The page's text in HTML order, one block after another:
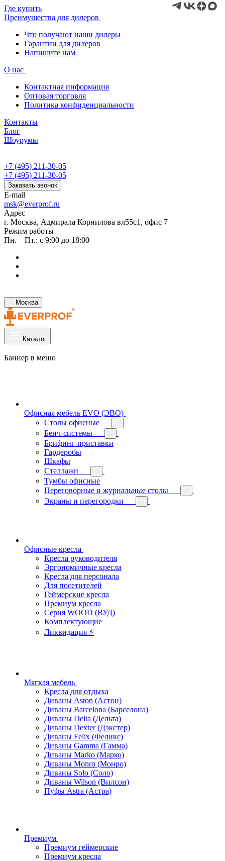
Где купить
Преимущества для дилеров
Что получают наши дилеры
Гарантии для дилеров
Напишите нам
О нас
Контактная информация
Оптовая торговля
Политика конфиденциальности
Контакты
Блог
Шоурумы
+7 (495) 211-30-05
+7 (495) 211-30-05
Заказать звонок
E-mail
msk@everprof.ru
Адрес
г. Москва, Адмирала Корнилова вл55с1, офис 7
Режим работы
Пн. – Пт.: с 9:00 до 18:00
Москва
Каталог
Баннер в меню
Офисная мебель EVO (ЭВО)
Cтолы офисные
Бенч-системы
Брифинг-приставки
Гардеробы
Шкафы
Стеллажи
Тумбы офисные
Переговорные и журнальные столы
Экраны и перегородки
Офисные кресла
Кресла руководителя
Эргономичные кресла
Кресла для персонала
Для посетителей
Геймерские кресла
Премиум кресла
Серия WOOD (ВУД)
Комплектующие
Ликвидация ⚡
Мягкая мебель
Кресла для отдыха
Диваны Aston (Астон)
Диваны Barcelona (Барселона)
Диваны Delta (Дельта)
Диваны Dexter (Дэкстер)
Диваны Felix (Феликс)
Диваны Gamma (Гамма)
Диваны Marko (Марко)
Диваны Monro (Монро)
Диваны Solo (Соло)
Диваны Wilson (Вилсон)
Пуфы Astra (Астра)
Премиум
Премиум геймерские
Премиум кресла